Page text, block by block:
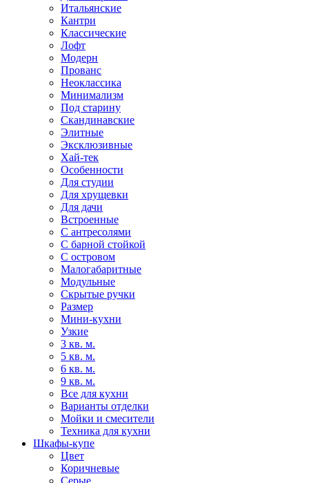
Итальянские
Кантри
Классические
Лофт
Модерн
Прованс
Неоклассика
Минимализм
Под старину
Скандинавские
Элитные
Эксклюзивные
Хай-тек
Особенности
Для студии
Для хрущевки
Для дачи
Встроенные
С антресолями
С барной стойкой
С островом
Малогабаритные
Модульные
Скрытые ручки
Размер
Мини-кухни
Узкие
3 кв. м.
5 кв. м.
6 кв. м.
9 кв. м.
Все для кухни
Варианты отделки
Мойки и смесители
Техника для кухни
Шкафы-купе
Цвет
Коричневые
Серые